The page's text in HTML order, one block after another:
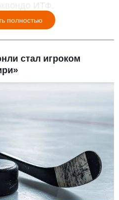
ИТФ.
полностью
стал игроком